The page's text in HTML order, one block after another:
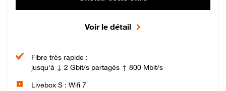
Voir le détail
Fibre très rapide :
jusqu'à ↓ 2 Gbit/s partagés ↑ 800 Mbit/s
Livebox S : Wifi 7